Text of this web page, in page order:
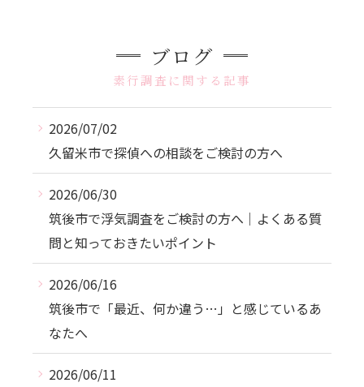
ブログ
素行調査に関する記事
2026/07/02
久留米市で探偵への相談をご検討の方へ
2026/06/30
筑後市で浮気調査をご検討の方へ｜よくある質
問と知っておきたいポイント
2026/06/16
筑後市で「最近、何か違う…」と感じているあ
なたへ
2026/06/11